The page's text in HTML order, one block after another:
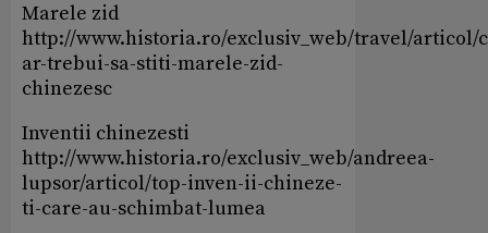
Marele zid
http://www.historia.ro/exclusiv_web/travel/articol/
ar-trebui-sa-stiti-marele-zid-
chinezesc
Inventii chinezesti
http://www.historia.ro/exclusiv_web/andreea-
lupsor/articol/top-inven-ii-chineze-
ti-care-au-schimbat-lumea